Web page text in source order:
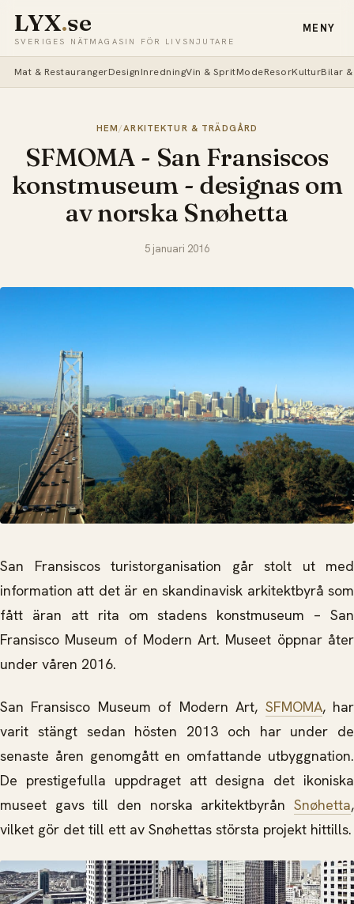
LYX.se
SVERIGES NÄTMAGASIN FÖR LIVSNJUTARE
MENY
Mat & RestaurangerDesignInredningVin & SpritModeResorKulturBilar
HEM/ARKITEKTUR & TRÄDGÅRD
SFMOMA - San Fransiscos
konstmuseum - designas om
av norska Snøhetta
5 januari 2016
San Fransiscos turistorganisation går stolt ut med
information att det är en skandinavisk arkitektbyrå som
fått äran att rita om stadens konstmuseum – San
Fransisco Museum of Modern Art. Museet öppnar åter
under våren 2016.
San Fransisco Museum of Modern Art, SFMOMA, har
varit stängt sedan hösten 2013 och har under de
senaste åren genomgått en omfattande utbyggnation.
De prestigefulla uppdraget att designa det ikoniska
museet gavs till den norska arkitektbyrån Snøhetta,
vilket gör det till ett av Snøhettas största projekt hittills.